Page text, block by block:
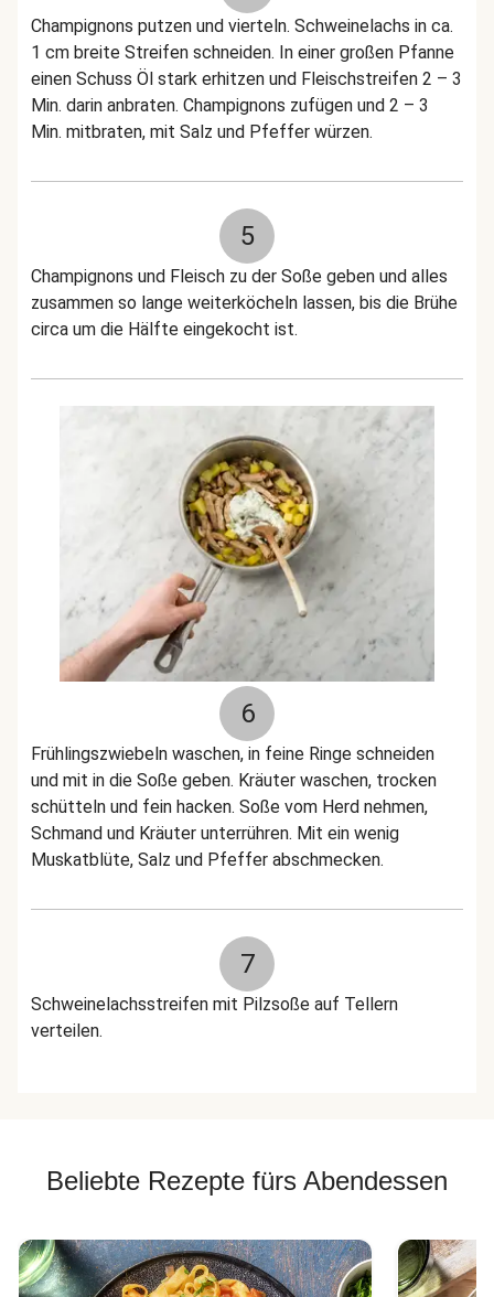
Champignons putzen und vierteln. Schweinelachs in ca.
1 cm breite Streifen schneiden. In einer großen Pfanne
einen Schuss Öl stark erhitzen und Fleischstreifen 2 – 3
Min. darin anbraten. Champignons zufügen und 2 – 3
Min. mitbraten, mit Salz und Pfeffer würzen.
5
Champignons und Fleisch zu der Soße geben und alles
zusammen so lange weiterköcheln lassen, bis die Brühe
circa um die Hälfte eingekocht ist.
6
Frühlingszwiebeln waschen, in feine Ringe schneiden
und mit in die Soße geben. Kräuter waschen, trocken
schütteln und fein hacken. Soße vom Herd nehmen,
Schmand und Kräuter unterrühren. Mit ein wenig
Muskatblüte, Salz und Pfeffer abschmecken.
7
Schweinelachsstreifen mit Pilzsoße auf Tellern
verteilen.
Beliebte Rezepte fürs Abendessen